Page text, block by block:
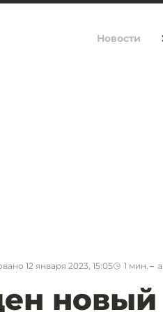
Новости
12 января 2023, 15:05 1 мин. a
новый